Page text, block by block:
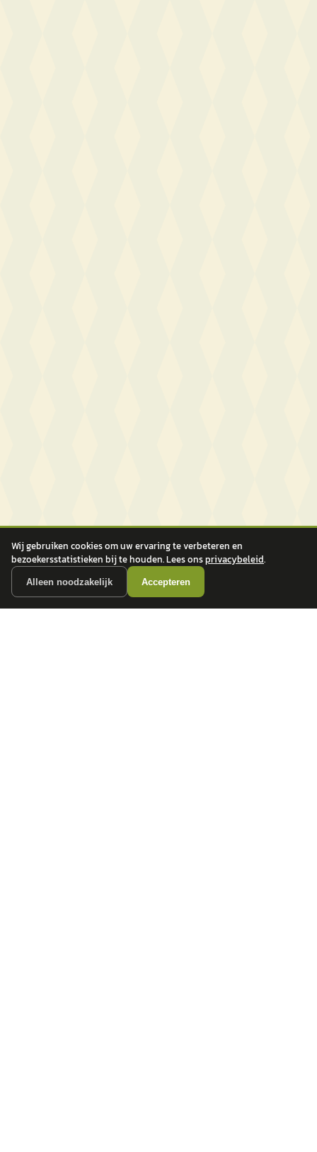
Wij gebruiken cookies om uw ervaring te verbeteren en
bezoekersstatistieken bij te houden. Lees onsprivacybeleid.
Alleen noodzakelijk Accepteren